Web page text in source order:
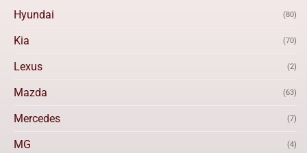
Hyundai (80)
Kia (70)
Lexus (2)
Mazda (63)
Mercedes (7)
MG (4)